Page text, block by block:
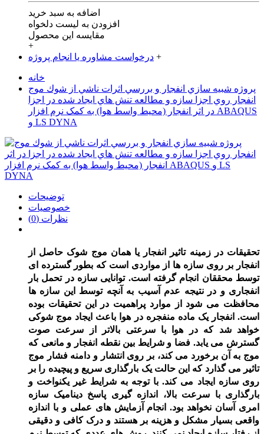
اضافه به سبد خرید
افزودن به لیست دلخواه
مقایسه این محصول
+
درخواست مشاوره یا انجام پروژه +
خانه
پروژه شبيه سازي انفجار و بررسي اثرات ناشي از شوك موج
انفجار روي اجزا سازه و مطالعه تنش هاي ايجاد شده در اجزا
در اثر انفجار (محیط واسط هوا) به کمک نرم افزار ABAQUS
و LS DYNA
توضیحات
خصوصیات
نظرات (0)
تحقیقات در زمینه تاثیر انفجار یا همان موج شوک حاصل از
انفجار بر روی سازه ها از مواردی است که بطور گسترده ای
توسط محققان انجام گرفته است. توانایی سازه در تحمل بار
انفجاری و در نتیجه عدم آسیب به آنچه توسط این سازه ها
محافظت می شود از موارد پراهمیت در این تحقیقات بوده
است. انفجاریک ماده منفجره در هوا باعث ایجاد موج شوکی
خواهد شد که در هوا با سرعتی بالاتر از سرعت صوت
گسترش می ­یابد. فضا و شرایط بین نقطه انفجار و مانعی که
موج به آن برخورد می­ کند، بر روی انتشار و دامنه فشار موج
تاثیر می­ گذارد که این حالت یک بارگذاری سریع و پیچیده را بر
روی سازه ایجاد می­ کند. با توجه به شرایط غیر یکنواخت و
بارگذاری با سرعت بالا، اندازه گیری پاسخ دینامیک سازه
امری آسان نخواهد بود. انجام آزمایش ­های عملی و با اندازه
واقعی بسیار مشکل و هزینه بر هستند و درک کافی و دقیقی